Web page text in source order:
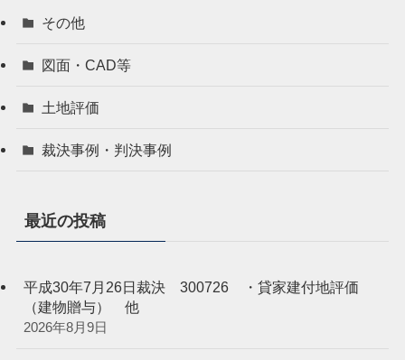
その他
図面・CAD等
土地評価
裁決事例・判決事例
最近の投稿
平成30年7月26日裁決 300726 ・貸家建付地評価
（建物贈与） 他
2026年8月9日